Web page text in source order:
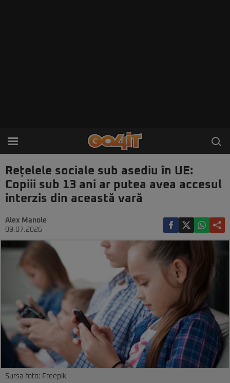
Rețelele sociale sub asediu în UE:
Copiii sub 13 ani ar putea avea accesul
interzis din această vară
Alex Manole
09.07.2026
Sursa foto: Freepik